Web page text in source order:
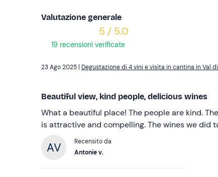
Valutazione generale
5 / 5.0
19 recensioni verificate
Degustazione di 4 vini e visita in cantina in Val
Beautiful view, kind people, delicious wines
What a beautiful place! The people are kind.
is attractive and compelling. The wines we did
Recensito da
Antonie v.